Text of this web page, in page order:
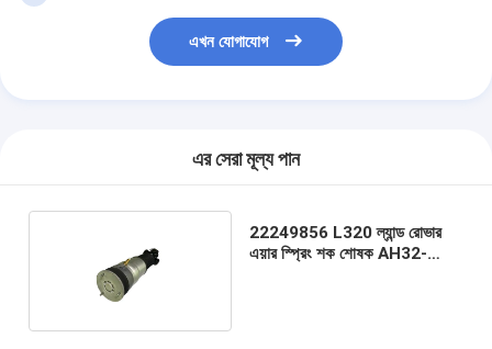
এখন যোগাযোগ
এর সেরা মূল্য পান
22249856 L320 ল্যান্ড রোভার
এয়ার স্প্রিং শক শোষক AH32-